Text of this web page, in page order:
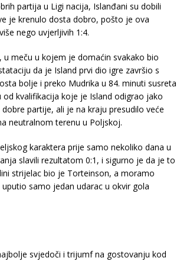
partija u Ligi nacija, Islanđani su dobili
je krenulo dosta dobro, pošto je ova
nego uvjerljivih 1:4.
meču u kojem je domaćin svakako bio
da je Island prvi dio igre završio s
bolje i preko Mudrika u 84. minuti susreta
kvalifikacija koje je Island odigrao jako
partije, ali je na kraju presudilo veće
neutralnom terenu u Poljskoj.
karaktera prije samo nekoliko dana u
slavili rezultatom 0:1, i sigurno je da je to
strijelac bio je Torteinson, a moramo
samo jedan udarac u okvir gola
svjedoči i trijumf na gostovanju kod